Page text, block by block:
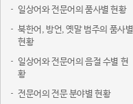
일상어와 전문어의 품사별 현황
북한어, 방언, 옛말 범주의 품사별
현황
일상어와 전문어의 음절 수별 현
황
전문어의 전문 분야별 현황